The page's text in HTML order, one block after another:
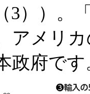
3））。
アメリ
政府です